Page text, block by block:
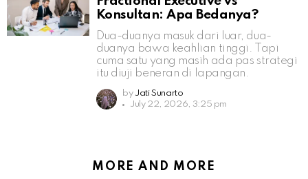
Konsultan: Apa Bedanya?
Dua-duanya masuk dari luar, dua-
duanya bawa keahlian tinggi. Tapi
cuma satu yang masih ada pas strategi
itu diuji beneran di lapangan.
by Jati Sunarto
July 22, 2026, 3:25 pm
MORE AND MORE